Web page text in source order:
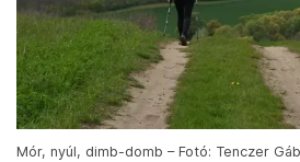
Mór, nyúl, dimb-domb – Fotó: Tenczer